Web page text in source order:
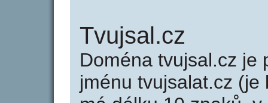
Tvujsal.cz
Doména tvujsal.cz je
jménu tvujsalat.cz